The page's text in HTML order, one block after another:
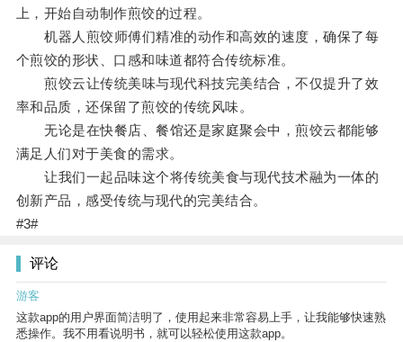
上，开始自动制作煎饺的过程。
机器人煎饺师傅们精准的动作和高效的速度，确保了每
个煎饺的形状、口感和味道都符合传统标准。
煎饺云让传统美味与现代科技完美结合，不仅提升了效
率和品质，还保留了煎饺的传统风味。
无论是在快餐店、餐馆还是家庭聚会中，煎饺云都能够
满足人们对于美食的需求。
让我们一起品味这个将传统美食与现代技术融为一体的
创新产品，感受传统与现代的完美结合。
#3#
评论
游客
这款app的用户界面简洁明了，使用起来非常容易上手，让我能够快速熟
悉操作。我不用看说明书，就可以轻松使用这款app。